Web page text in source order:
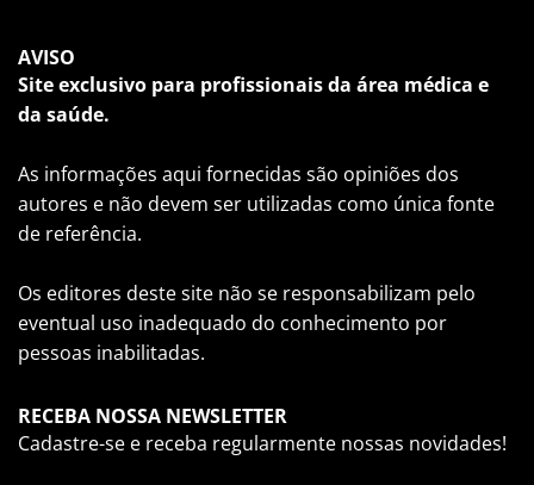
AVISO
Site exclusivo para profissionais da área médica e
da saúde.
As informações aqui fornecidas são opiniões dos
autores e não devem ser utilizadas como única fonte
de referência.
Os editores deste site não se responsabilizam pelo
eventual uso inadequado do conhecimento por
pessoas inabilitadas.
RECEBA NOSSA NEWSLETTER
Cadastre-se e receba regularmente nossas novidades!